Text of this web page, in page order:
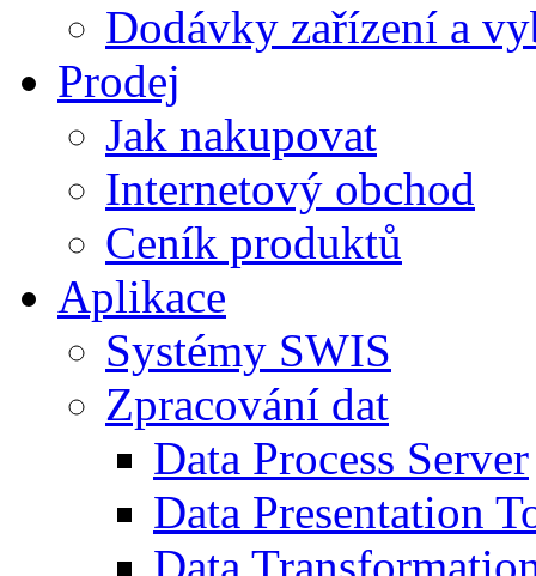
Dodávky zařízení a
Prodej
Jak nakupovat
Internetový obchod
Ceník produktů
Aplikace
Systémy SWIS
Zpracování dat
Data Process Server
Data Presentation